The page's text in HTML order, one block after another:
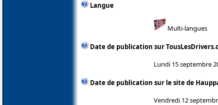
Langue
Multi-langues
Date de publication sur
Lundi 15 septembre
Date de publication sur le site de
Vendredi 12